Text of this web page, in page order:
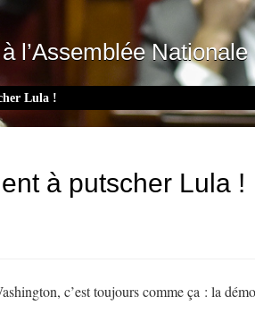
l’Assemblée Nationale
Lula !
à putscher Lula !
c’est toujours comme ça : la